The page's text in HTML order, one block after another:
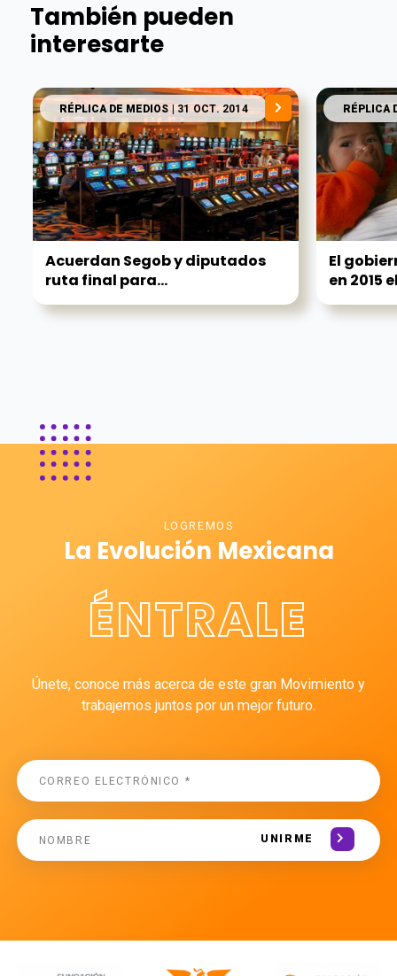
También pueden
interesarte
RÉPLICA DE MEDIOS | 31 OCT. 2014
Acuerdan Segob y diputados
ruta final para...
RÉPLICA
El
en 2015
LOGREMOS
La Evolución Mexicana
ÉNTRALE
Únete, conoce más acerca de este gran Movimiento y
trabajemos juntos por un mejor futuro.
UNIRME